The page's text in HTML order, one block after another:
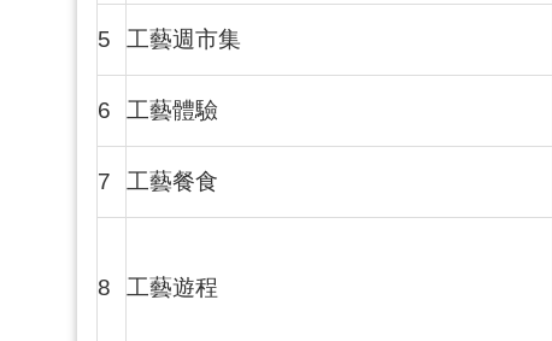
5 工藝週市集
6 工藝體驗
7 工藝餐食
8 工藝遊程